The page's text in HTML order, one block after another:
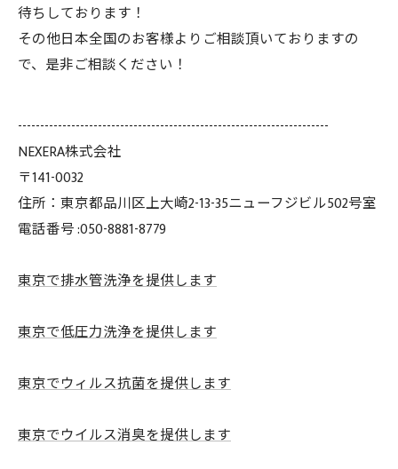
待ちしております！
その他日本全国のお客様よりご相談頂いておりますの
で、是非ご相談ください！
----------------------------------------------------------------------
NEXERA株式会社
〒141-0032
住所：東京都品川区上大崎2-13-35ニューフジビル502号室
電話番号 :050-8881-8779
東京で排水管洗浄を提供します
東京で低圧力洗浄を提供します
東京でウィルス抗菌を提供します
東京でウイルス消臭を提供します